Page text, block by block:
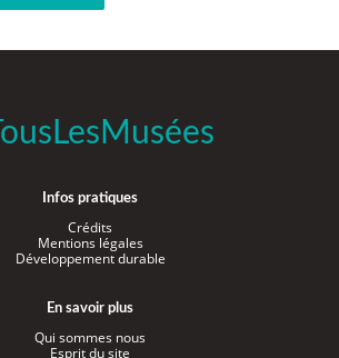
TousLesMusées
Infos pratiques
Crédits
Mentions légales
Développement durable
En savoir plus
Qui sommes nous
Esprit du site